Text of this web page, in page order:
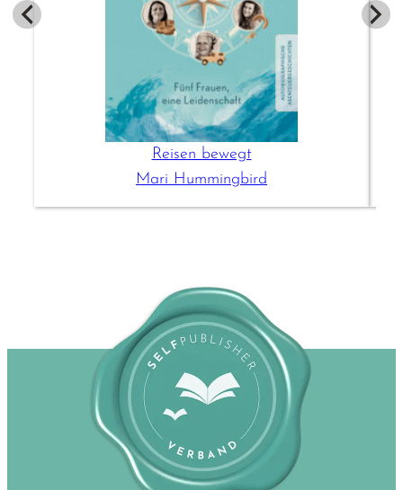
Reisen bewegt
Mari Hummingbird